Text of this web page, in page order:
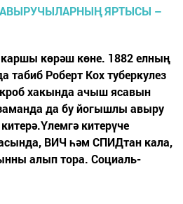
каршы көрәш көне. 1882 елның
Роберт Кох туберкулез
хакында ачыш ясавын
да бу йогышлы авыру
китерүче
ВИЧ һәм СПИДтан кала,
алып тора. Социаль-